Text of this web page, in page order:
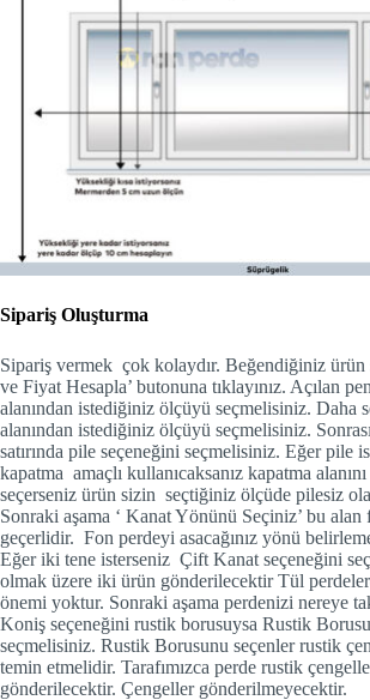
Sipariş Oluşturma
Sipariş vermek çok kolaydır. Beğendiğiniz ürün
ve Fiyat Hesapla’ butonuna tıklayınız. Açılan
alanından istediğiniz ölçüyü seçmelisiniz. Daha
alanından istediğiniz ölçüyü seçmelisiniz.
satırında pile seçeneğini seçmelisiniz. Eğer pile
kapatma amaçlı kullanıcaksanız kapatma
seçerseniz ürün sizin seçtiğiniz ölçüde pilesiz
Sonraki aşama ‘ Kanat Yönünü Seçiniz’ bu
geçerlidir. Fon perdeyi asacağınız yönü
Eğer iki tene isterseniz Çift Kanat seçeneğini
olmak üzere iki ürün gönderilecektir Tül
önemi yoktur. Sonraki aşama perdenizi nereye
Koniş seçeneğini rustik borusuysa Rustik
seçmelisiniz. Rustik Borusunu seçenler rustik
temin etmelidir. Tarafımızca perde rustik
gönderilecektir. Çengeller gönderilmeyecektir.